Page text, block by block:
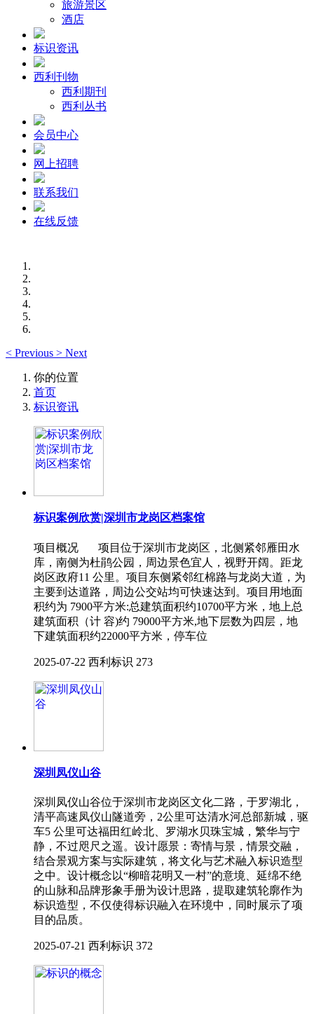
旅游景区
酒店
标识资讯
西利刊物
西利期刊
西利丛书
会员中心
网上招聘
联系我们
在线反馈
< Previous > Next
你的位置
首页
标识资讯
标识案例欣赏|深圳市龙岗区档案馆
项目概况 项目位于深圳市龙岗区，北侧紧邻雁田水
库，南侧为杜鹃公园，周边景色宜人，视野开阔。距龙
岗区政府11 公里。项目东侧紧邻红棉路与龙岗大道，为
主要到达道路，周边公交站均可快速达到。项目用地面
积约为 7900平方米:总建筑面积约10700平方米，地上总
建筑面积（计 容)约 79000平方米,地下层数为四层，地
下建筑面积约22000平方米，停车位
2025-07-22 西利标识 273
深圳凤仪山谷
深圳凤仪山谷位于深圳市龙岗区文化二路，于罗湖北，
清平高速凤仪山隧道旁，2公里可达清水河总部新城，驱
车5 公里可达福田红岭北、罗湖水贝珠宝城，繁华与宁
静，不过咫尺之遥。设计愿景：寄情与景，情景交融，
结合景观方案与实际建筑，将文化与艺术融入标识造型
之中。设计概念以“柳暗花明⼜⼀村”的意境、延绵不绝
的⼭脉和品牌形象⼿册为设计思路，提取建筑轮廓作为
标识造型，不仅使得标识融⼊在环境中，同时展⽰了项
⽬的品质。
2025-07-21 西利标识 372